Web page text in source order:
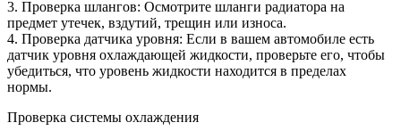
3. Проверка шлангов: Осмотрите шланги радиатора на
предмет утечек, вздутий, трещин или износа.
4. Проверка датчика уровня: Если в вашем автомобиле есть
датчик уровня охлаждающей жидкости, проверьте его, чтобы
убедиться, что уровень жидкости находится в пределах
нормы.
Проверка системы охлаждения